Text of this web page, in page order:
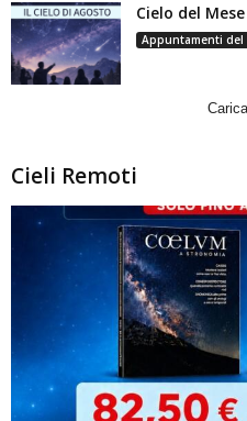
Cielo del
Appuntamenti del
Cieli Remoti